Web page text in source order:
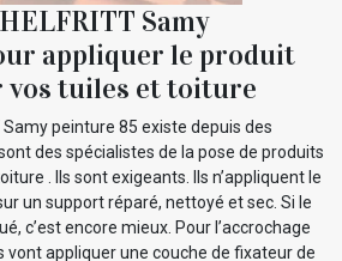
Samy
appliquer le produit
tuiles et toiture
Samy peinture 85 existe depuis des
des spécialistes de la pose de produits
. Ils sont exigeants. Ils n’appliquent le
un support réparé, nettoyé et sec. Si le
c’est encore mieux. Pour l’accrochage
vont appliquer une couche de fixateur de